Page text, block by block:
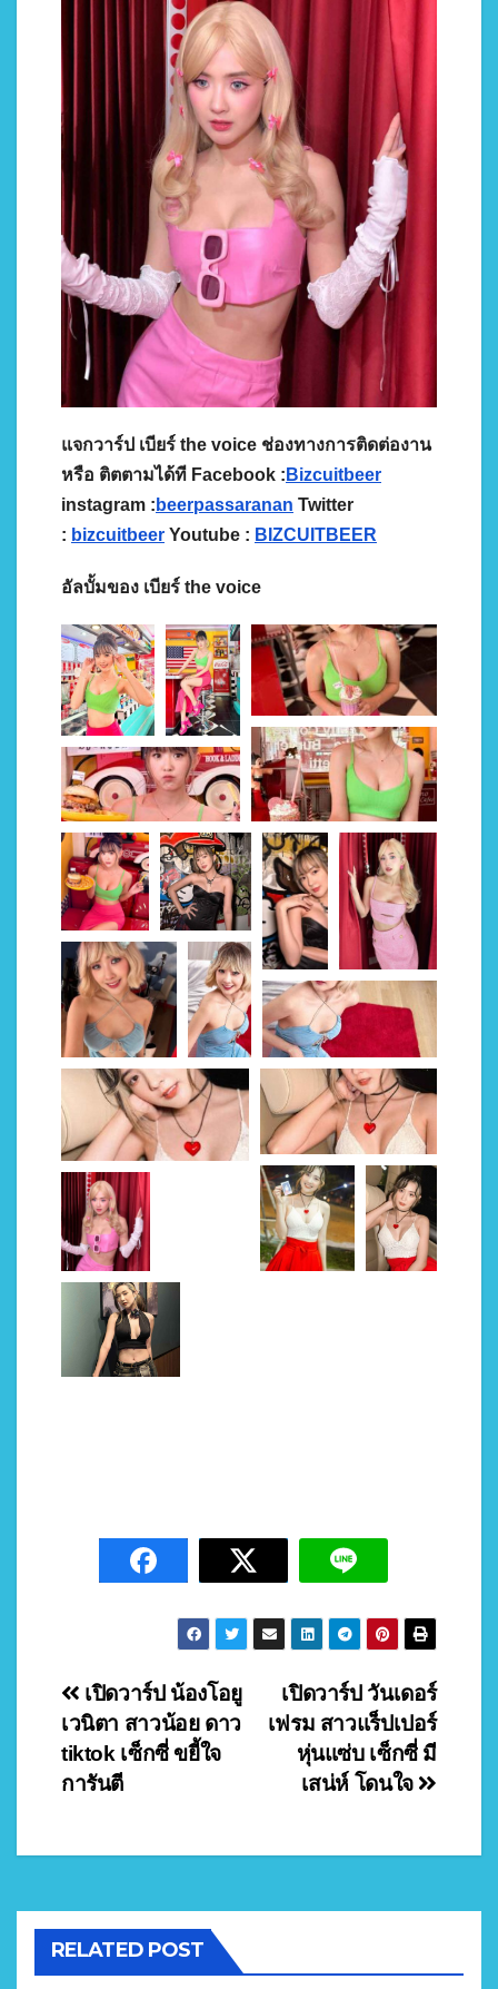
แจกวาร์ป เบียร์ the voice ช่องทางการติดต่องาน
หรือ ติตตามได้ที Facebook : Bizcuitbeer
instagram : beerpassaranan Twitter
: bizcuitbeer Youtube : BIZCUITBEER
อัลบั้มของ เบียร์ the voice
Post
navigation
เปิดวาร์ป วันเดอร์
เฟรม สาวแร็ปเปอร์
หุ่นแซ่บ เซ็กซี่ มี
เสน่ห์ โดนใจ
เปิดวาร์ป น้องโอยู
เวนิตา สาวน้อย ดาว
tiktok เซ็กซี่ ขยี้ใจ
การันตี
RELATED POST